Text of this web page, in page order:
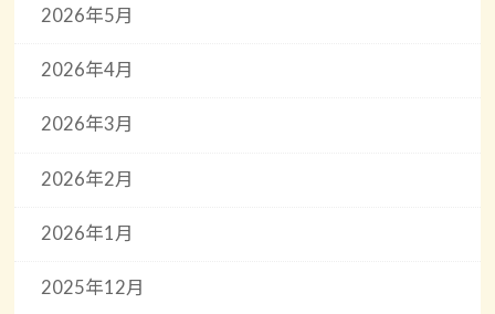
2026年5月
2026年4月
2026年3月
2026年2月
2026年1月
2025年12月